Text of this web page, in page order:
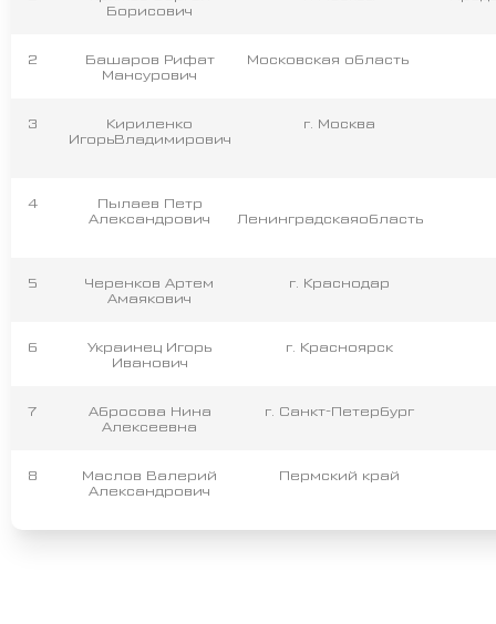
Борисович
2
Башаров Рифат
Мансурович
Московская область
3
Кириленко
ИгорьВладимирович
г. Москва
4
Пылаев Петр
Александрович
Ленинградскаяобласть
5
Черенков Артем
Амаякович
г. Краснодар
6
Украинец Игорь
Иванович
г. Красноярск
7
Абросова Нина
Алексеевна
г. Санкт-Петербург
8
Маслов Валерий
Александрович
Пермский край